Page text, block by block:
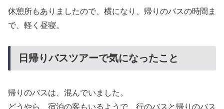
休憩所もありましたので、横になり、帰りのバスの時間ま
で、軽く昼寝。
日帰りバスツアーで気になったこと
帰りのバスは、混んでいました。
どうやら、宿泊の客もいるようで、行のバスと帰りのバス